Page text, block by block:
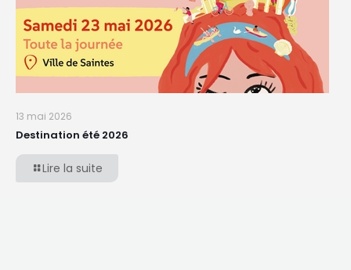
13 mai 2026
Destination été 2026
Lire la suite